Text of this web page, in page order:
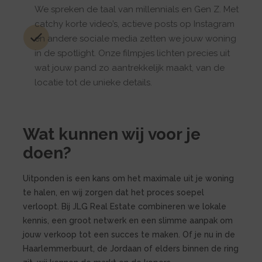
We spreken de taal van millennials en Gen Z. Met
catchy korte video’s, actieve posts op Instagram
en andere sociale media zetten we jouw woning
in de spotlight. Onze filmpjes lichten precies uit
wat jouw pand zo aantrekkelijk maakt, van de
locatie tot de unieke details.
Wat kunnen wij voor je
doen?
Uitponden is een kans om het maximale uit je woning
te halen, en wij zorgen dat het proces soepel
verloopt. Bij JLG Real Estate combineren we lokale
kennis, een groot netwerk en een slimme aanpak om
jouw verkoop tot een succes te maken. Of je nu in de
Haarlemmerbuurt, de Jordaan of elders binnen de ring